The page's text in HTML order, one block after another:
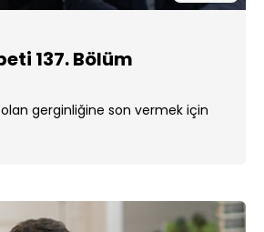
137. Bölüm
olan gerginliğine son vermek için